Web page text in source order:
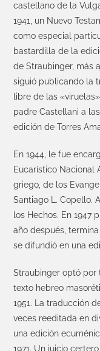
castellano de la
1941, un Nuevo
como especial
bastardilla de la
de Straubinger, más
siguió publicando la
libre de las
padre Castellani a
edición de Torres
En 1944, le fue
Eucarístico Nacional
griego, de los
Santiago L. Copello.
los Hechos. En 1947
año después,
se difundió en una
Straubinger optó por
texto hebreo
1951. La traducción
veces reeditada en
una edición
1971. Un juicio